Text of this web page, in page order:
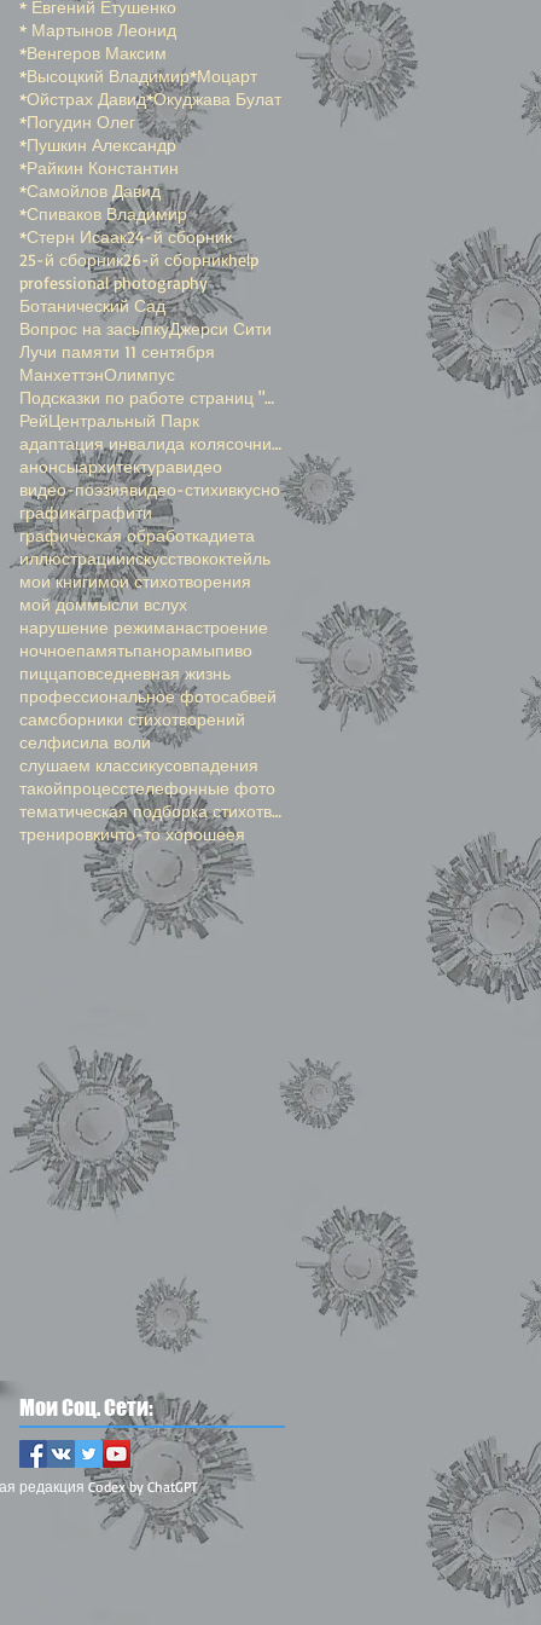
* Евгений Етушенко
* Мартынов Леонид
*Венгеров Максим
*Высоцкий Владимир*Моцарт
*Ойстрах Давид*Окуджава Булат
*Погудин Олег
*Пушкин Александр
*Райкин Константин
*Самойлов Давид
*Спиваков Владимир
*Стерн Исаак24-й сборник
25-й сборник26-й сборникhelp
professional photography
Ботанический Сад
Вопрос на засыпкуДжерси Сити
Лучи памяти 11 сентября
МанхеттэнОлимпус
Подсказки по работе страниц "Окенами"
РейЦентральный Парк
адаптация инвалида колясочника
анонсыархитектуравидео
видео-поэзиявидео-стихивкусно
графикаграфити
графическая обработкадиета
иллюстрацииискусствококтейль
мои книгимои стихотворения
мой доммысли вслух
нарушение режиманастроение
ночноепамятьпанорамыпиво
пиццаповседневная жизнь
профессиональное фотосабвей
самсборники стихотворений
селфисила воли
слушаем классикусовпадения
такойпроцесстелефонные фото
тематическая подборка стихотворений
тренировкичто-то хорошеея
Мои Соц. Сети:
редакция Codex by ChatGPT